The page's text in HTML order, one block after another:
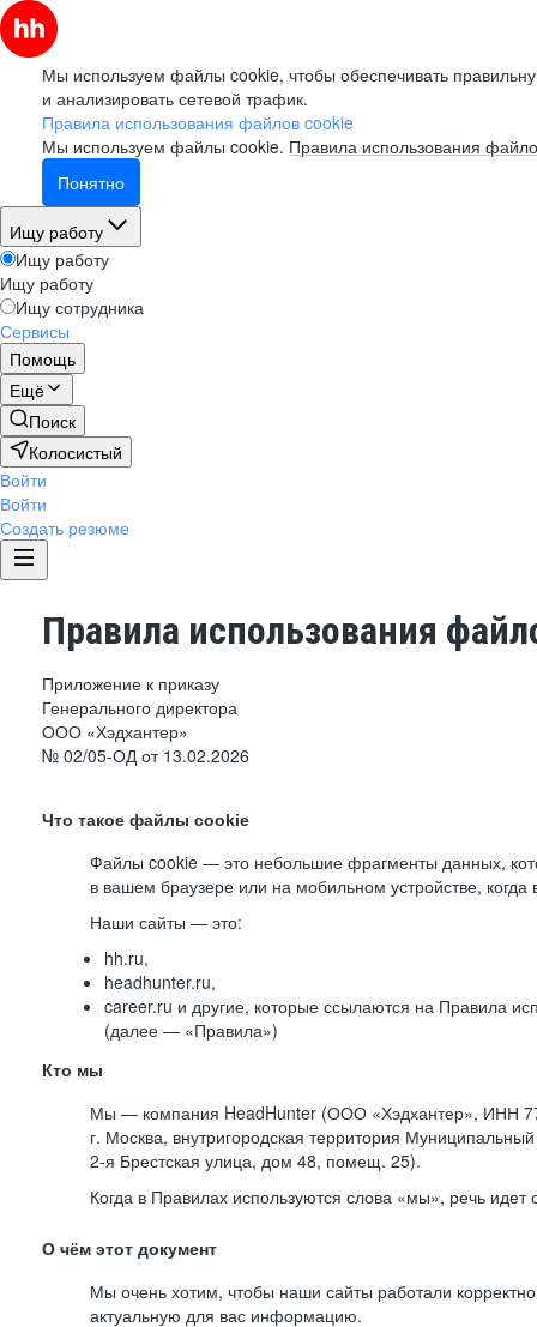
Мы используем файлы cookie, чтобы обеспечивать
и анализировать сетевой трафик.
Правила использования файлов cookie
Мы используем файлы cookie. Правила использования
Понятно
Ищу работу
Ищу работу
Ищу работу
Ищу сотрудника
Сервисы
Помощь
Ещё
Поиск
Колосистый
Войти
Войти
Создать резюме
Правила использования
Приложение к приказу
Генерального директора
ООО «Хэдхантер»
№ 02/05-ОД от 13.02.2026
Что такое файлы cookie
Файлы cookie — это небольшие фрагменты данных,
в вашем браузере или на мобильном устройстве,
Наши сайты — это:
hh.ru,
headhunter.ru,
career.ru и другие, которые ссылаются на Правила
(далее — «Правила»)
Кто мы
Мы — компания HeadHunter (ООО «Хэдхантер», ИНН
г. Москва, внутригородская территория Муниципальный
2-я Брестская улица, дом 48, помещ. 25).
Когда в Правилах используются слова «мы», речь
О чём этот документ
Мы очень хотим, чтобы наши сайты работали
актуальную для вас информацию.